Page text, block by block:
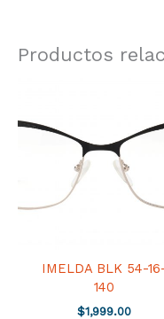
Productos
IMELDA BLK 54-
140
$1,999.00